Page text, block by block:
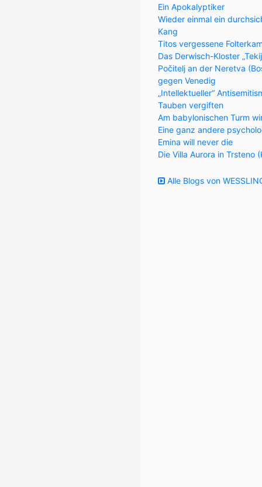
Ein Apokalyptiker
Wieder einmal ein
Kang
Titos vergessene
Das Derwisch-Kloster
Počitelj an der Neretva
gegen Venedig
„Intellektueller“
Tauben vergiften
Am babylonischen Turm
Eine ganz andere
Emina will never die
Die Villa Aurora in Trsteno
Alle Blogs von